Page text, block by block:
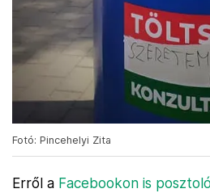
Fotó: Pincehelyi Zita
Erről a Facebookon is posztoló